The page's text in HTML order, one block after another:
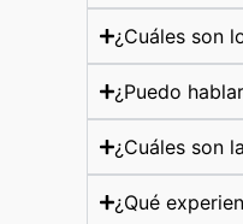
¿Cuáles son
¿Puedo
¿Cuáles son
¿Qué